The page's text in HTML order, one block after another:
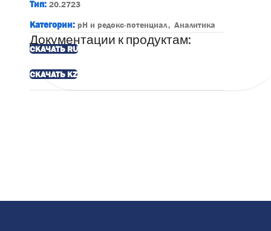
Тип:20.2723
Категории: pH и редокс-потенциал, Аналитика
Документации к продуктам:
СКАЧАТЬ RU
СКАЧАТЬ KZ